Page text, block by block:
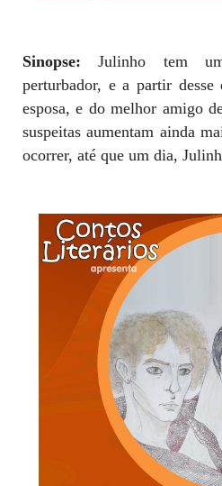
Sinopse:Julinho tem
perturbador, e a partir desse
esposa, e do melhor amigo
suspeitas aumentam ainda
ocorrer, até que um dia,